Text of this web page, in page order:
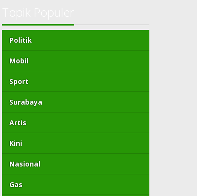
Politik
Mobil
Sport
Surabaya
Artis
Kini
Nasional
Gas